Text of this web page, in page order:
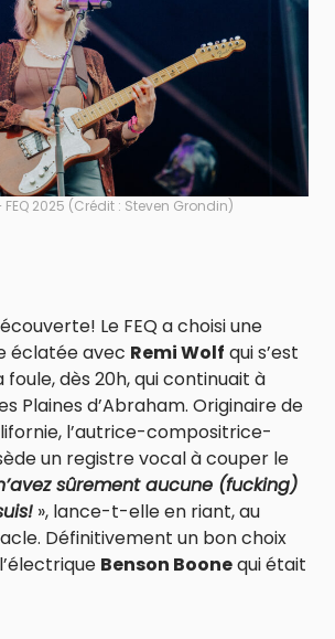
2025 (Crédit : Steven Grondin)
Le FEQ a choisi une
éclatée avec Remi Wolf qui s’est
dès 20h, qui continuait à
Plaines d’Abraham. Originaire de
l’autrice-compositrice-
un registre vocal à couper le
sûrement aucune (fucking)
», lance-t-elle en riant, au
Définitivement un bon choix
Benson Boonequi était